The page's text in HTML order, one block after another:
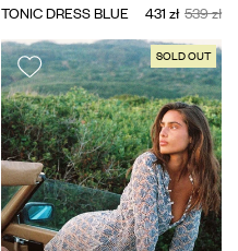
TONIC DRESS BLUE 431 zł 539 zł
SOLD OUT